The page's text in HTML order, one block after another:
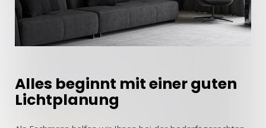
Alles beginnt mit einer guten
Lichtplanung